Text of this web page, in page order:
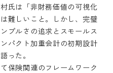
氏は「非財務価値の可視化
難しいこと。しかし、完璧
プルさの追求とスモールス
パクト加重会計の初期設計
った。
保険関連のフレームワーク